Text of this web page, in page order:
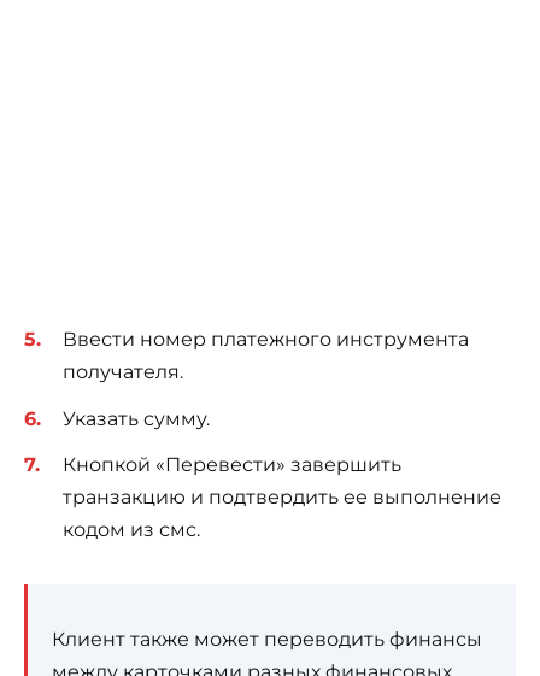
Ввести номер платежного инструмента
получателя.
Указать сумму.
Кнопкой «Перевести» завершить
транзакцию и подтвердить ее выполнение
кодом из смс.
Клиент также может переводить финансы